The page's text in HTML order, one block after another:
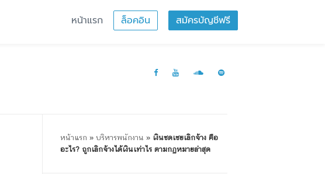
หน้าแรก ล็อคอิน สมัครบัญชีฟรี
หน้าแรก » บริหารพนักงาน » เงินชดเชยเลิกจ้าง คือ
อะไร? ถูกเลิกจ้างได้เงินเท่าไร ตามกฏหมายล่าสุด